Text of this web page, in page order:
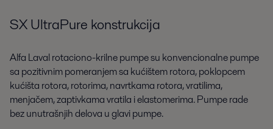
SX UltraPure konstrukcija
Alfa Laval rotaciono-krilne pumpe su konvencionalne pumpe
sa pozitivnim pomeranjem sa kućištem rotora, poklopcem
kućišta rotora, rotorima, navrtkama rotora, vratilima,
menjačem, zaptivkama vratila i elastomerima. Pumpe rade
bez unutrašnjih delova u glavi pumpe.